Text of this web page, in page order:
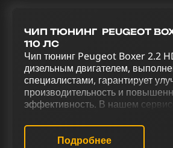
ЧИП ТЮНИНГ PEUGEOT
110 ЛС
Чип тюнинг Peugeot Boxer 2.2
дизельным двигателем,
специалистами, гарантирует
производительность и
эффективность. В нашем
улучшения характеристик
110 лс. Наш подход к повышению
Подробнее